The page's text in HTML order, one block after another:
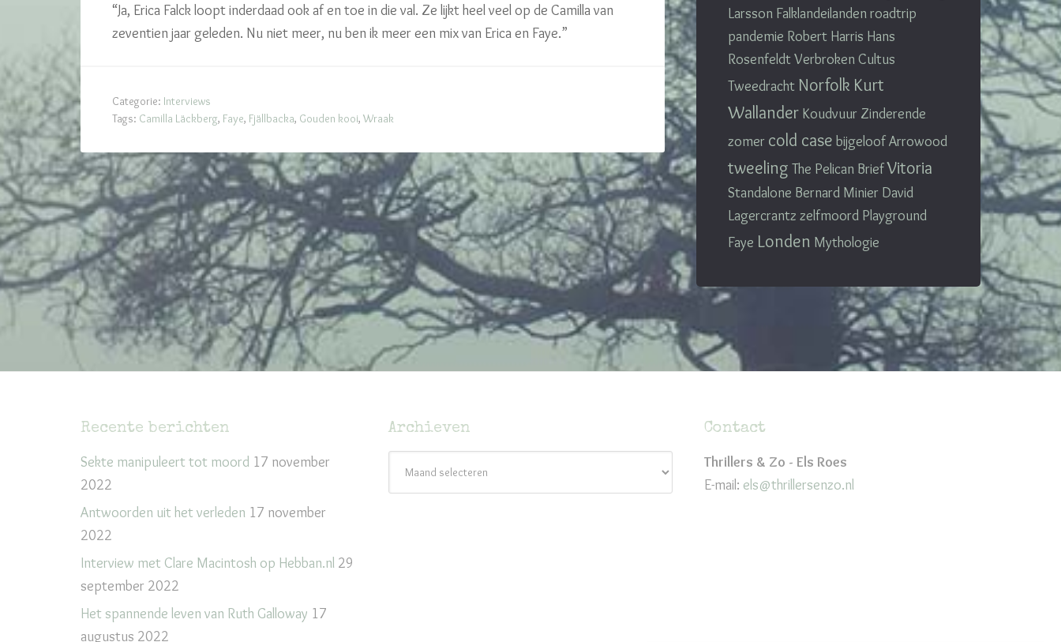
“Ja, Erica Falck loopt inderdaad ook af en toe in die val. Ze lijkt heel veel op de Camilla van
zeventien jaar geleden. Nu niet meer, nu ben ik meer een mix van Erica en Faye.”
Categorie: Interviews
Tags: Camilla Läckberg, Faye, Fjällbacka, Gouden kooi, Wraak
Larsson Falklandeilandenroadtrip
pandemie Robert Harris Hans
RosenfeldtVerbrokenCultus
Tweedracht Norfolk Kurt
Wallander Koudvuur Zinderende
zomer cold case bijgeloofArrowood
tweeling The Pelican BriefVitoria
Standalone Bernard Minier David
Lagercrantz zelfmoord Playground
Faye Londen Mythologie
Recente berichten
Sekte manipuleert tot moord 17 november
2022
Antwoorden uit het verleden 17 november
2022
Interview met Clare Macintosh op Hebban.nl 29
september 2022
Het spannende leven van Ruth Galloway 17
augustus 2022
Archieven Contact
Thrillers & Zo - Els Roes
E-mail: els@thrillersenzo.nl